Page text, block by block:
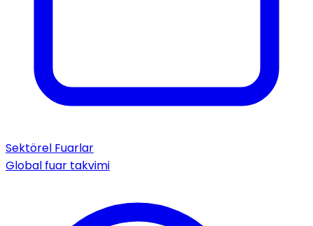
Sektörel Fuarlar
Global fuar takvimi